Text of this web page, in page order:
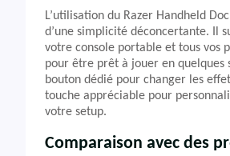
L’utilisation du Razer Handheld
d’une simplicité déconcertante. Il
votre console portable et tous vos
pour être prêt à jouer en quelques
bouton dédié pour changer les
touche appréciable pour
votre setup.
Comparaison avec des